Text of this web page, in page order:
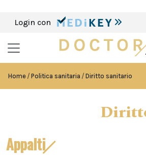
Login con
Home Politica sanitaria Diritto sanitario
Appalti